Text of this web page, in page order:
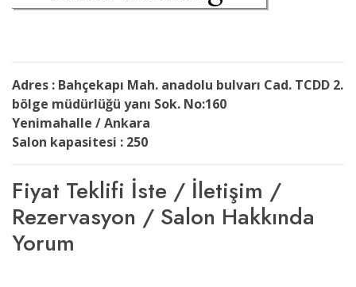
Adres : Bahçekapı Mah. anadolu bulvarı Cad. TCDD 2.
bölge müdürlüğü yanı Sok. No:160
Yenimahalle / Ankara
Salon kapasitesi : 250
Fiyat Teklifi İste / İletişim /
Rezervasyon / Salon Hakkında
Yorum